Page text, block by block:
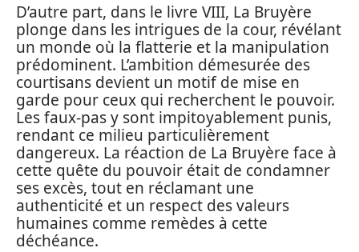
D’autre part, dans le livre VIII, La Bruyère
plonge dans les intrigues de la cour, révélant
un monde où la flatterie et la manipulation
prédominent. L’ambition démesurée des
courtisans devient un motif de mise en
garde pour ceux qui recherchent le pouvoir.
Les faux-pas y sont impitoyablement punis,
rendant ce milieu particulièrement
dangereux. La réaction de La Bruyère face à
cette quête du pouvoir était de condamner
ses excès, tout en réclamant une
authenticité et un respect des valeurs
humaines comme remèdes à cette
déchéance.